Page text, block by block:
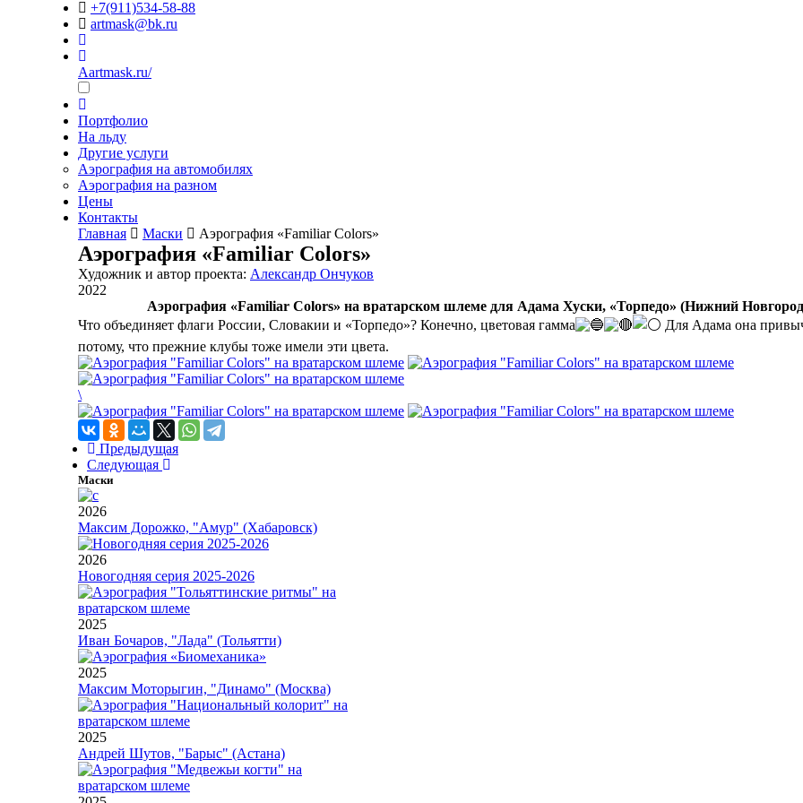
+7(911)534-58-88
artmask@bk.ru
Aartmask.ru/
Портфолио
На льду
Другие услуги
Аэрография на автомобилях
Аэрография на разном
Цены
Контакты
Главная
Маски Аэрография «Familiar Colors»
Аэрография «Familiar Colors»
Художник и автор проекта: Александр Ончуков
2022
Аэрография «Familiar Colors» на вратарском шлеме для Адама Хуски, «Торпедо» (Нижний
Что объединяет флаги России, Словакии и «Торпедо»? Конечно, цветовая гамма
Для Адама она
потому, что прежние клубы тоже имели эти цвета.
\
Предыдущая
Следующая
Маски
2026
Максим Дорожко, "Амур" (Хабаровск)
2026
Новогодняя серия 2025-2026
2025
Иван Бочаров, "Лада" (Тольятти)
2025
Максим Моторыгин, "Динамо" (Москва)
2025
Андрей Шутов, "Барыс" (Астана)